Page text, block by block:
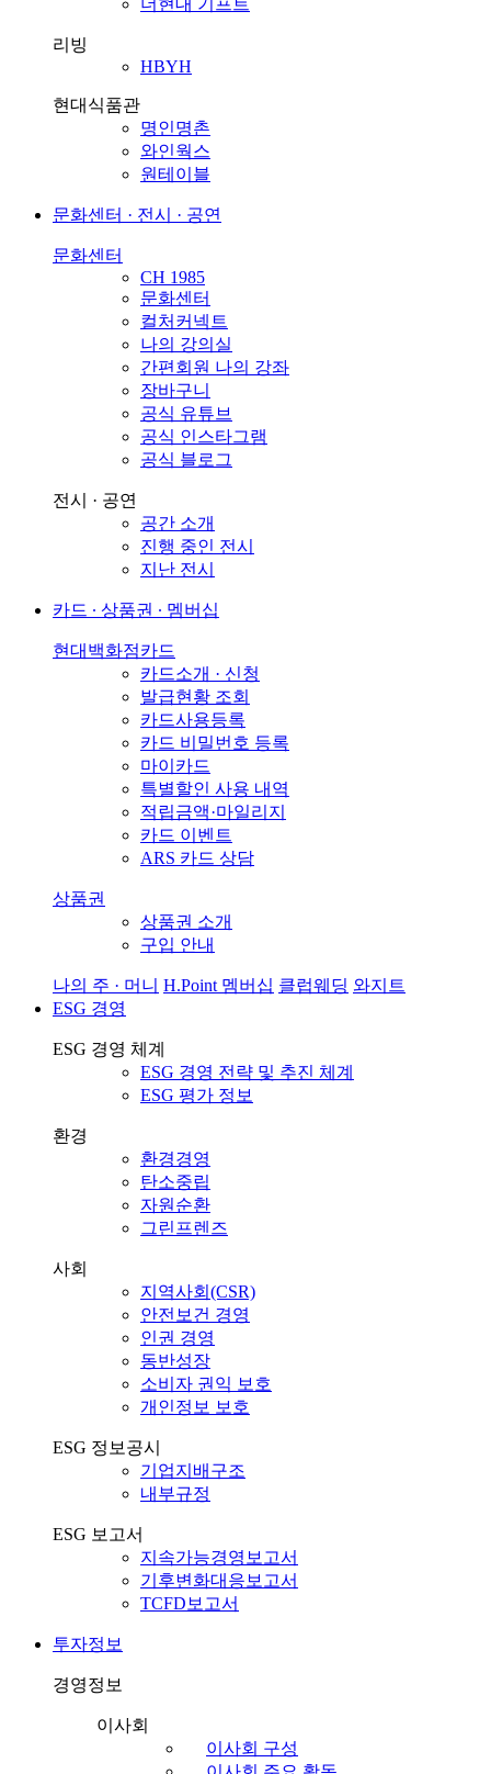
더현대 기프트
리빙
HBYH
현대식품관
명인명촌
와인웍스
원테이블
문화센터 · 전시 · 공연
문화센터
CH 1985
문화센터
컬처커넥트
나의 강의실
간편회원 나의 강좌
장바구니
공식 유튜브
공식 인스타그램
공식 블로그
전시 · 공연
공간 소개
진행 중인 전시
지난 전시
카드 ∙ 상품권 ∙ 멤버십
현대백화점카드
카드소개 · 신청
발급현황 조회
카드사용등록
카드 비밀번호 등록
마이카드
특별할인 사용 내역
적립금액·마일리지
카드 이벤트
ARS 카드 상담
상품권
상품권 소개
구입 안내
나의 주 · 머니 H.Point 멤버십 클럽웨딩 와지트
ESG 경영
ESG 경영 체계
ESG 경영 전략 및 추진 체계
ESG 평가 정보
환경
환경경영
탄소중립
자원순환
그린프렌즈
사회
지역사회(CSR)
안전보건 경영
인권 경영
동반성장
소비자 권익 보호
개인정보 보호
ESG 정보공시
기업지배구조
내부규정
ESG 보고서
지속가능경영보고서
기후변화대응보고서
TCFD보고서
투자정보
경영정보
이사회
이사회 구성